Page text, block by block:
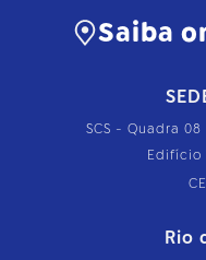
Saiba
SCS - Quadra
Edifício
Rio